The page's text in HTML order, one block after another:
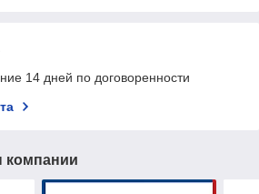
14 дней по договоренности
компании